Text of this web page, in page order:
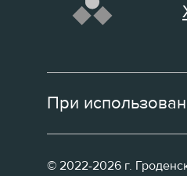
При
© 2022-2026 г.